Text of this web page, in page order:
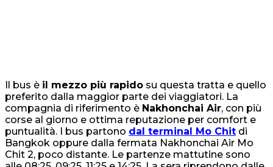
Il bus è il mezzo più rapido su questa tratta e quello
preferito dalla maggior parte dei viaggiatori. La
compagnia di riferimento è Nakhonchai Air, con più
corse al giorno e ottima reputazione per comfort e
puntualità. I bus partono dal terminal Mo Chit di
Bangkok oppure dalla fermata Nakhonchai Air Mo
Chit 2, poco distante. Le partenze mattutine sono